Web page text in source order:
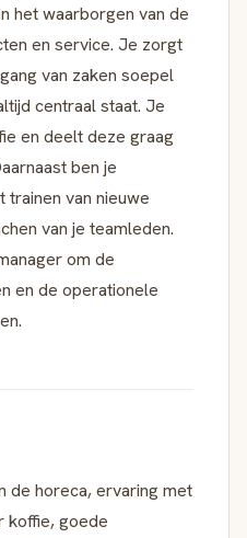
het waarborgen van de
en service. Je zorgt
van zaken soepel
centraal staat. Je
en deelt deze graag
ben je
van nieuwe
van je teamleden.
om de
en de operationele
de horeca, ervaring met
koffie, goede